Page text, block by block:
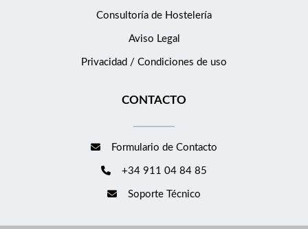
Consultoría de Hostelería
Aviso Legal
Privacidad / Condiciones de uso
CONTACTO
Formulario de Contacto
+34 911 04 84 85
Soporte Técnico